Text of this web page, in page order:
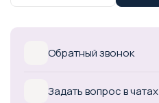
Обратный звонок
Задать вопрос в чатах